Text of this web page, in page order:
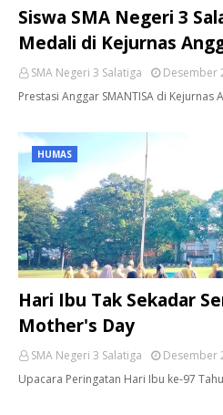
Siswa SMA Negeri 3
Medali di Kejurnas
SMA Negeri 3 Salatiga
Desember
Prestasi Anggar SMANTISA di Kejurnas
HUMAS
Hari Ibu Tak Sekadar
Mother's Day
SMA Negeri 3 Salatiga
Desember
Upacara Peringatan Hari Ibu ke-97